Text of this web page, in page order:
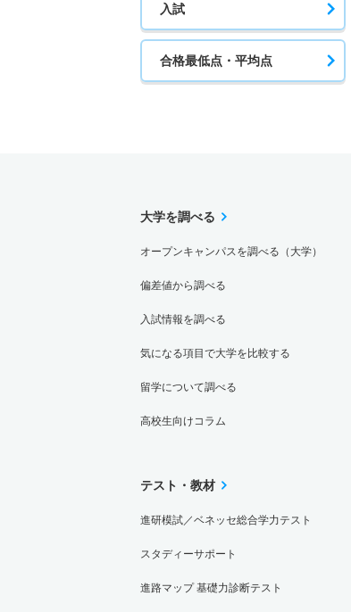
入試
合格最低点・平均点
大学を調べる
オープンキャンパスを調べる（大学）
偏差値から調べる
入試情報を調べる
気になる項目で大学を比較する
留学について調べる
高校生向けコラム
テスト・教材
進研模試／ベネッセ総合学力テスト
スタディーサポート
進路マップ 基礎力診断テスト